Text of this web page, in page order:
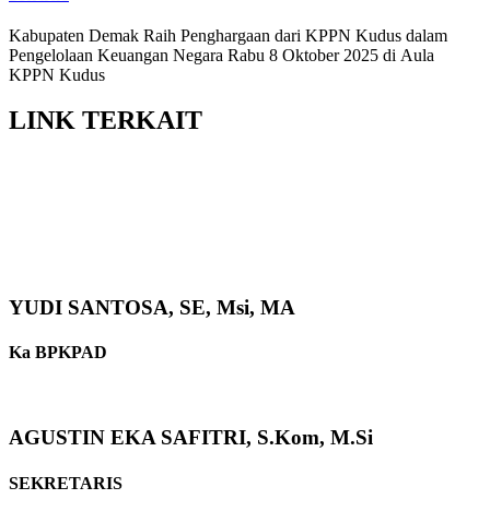
Kabupaten Demak Raih Penghargaan dari KPPN Kudus dalam
Pengelolaan Keuangan Negara Rabu 8 Oktober 2025 di Aula
KPPN Kudus
LINK TERKAIT
YUDI SANTOSA, SE, Msi, MA
Ka BPKPAD
AGUSTIN EKA SAFITRI, S.Kom, M.Si
SEKRETARIS